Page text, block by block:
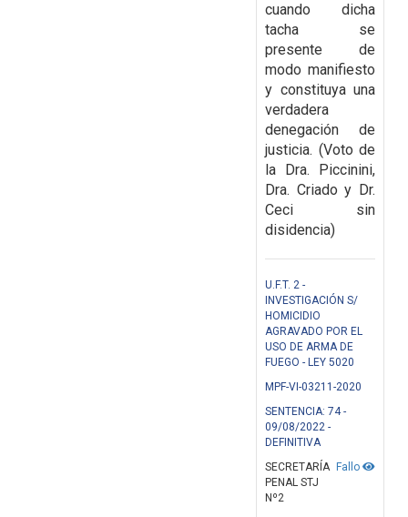
cuando dicha
tacha se
presente de
modo manifiesto
y constituya una
verdadera
denegación de
justicia. (Voto de
la Dra. Piccinini,
Dra. Criado y Dr.
Ceci sin
disidencia)
U.F.T. 2 -
INVESTIGACIÓN S/
HOMICIDIO
AGRAVADO POR EL
USO DE ARMA DE
FUEGO - LEY 5020
MPF-VI-03211-2020
SENTENCIA: 74 -
09/08/2022 -
DEFINITIVA
Fallo
SECRETARÍA
PENAL STJ
Nº2